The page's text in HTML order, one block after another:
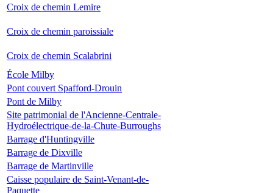
Croix de chemin Lemire
Croix de chemin paroissiale
Croix de chemin Scalabrini
École Milby
Pont couvert Spafford-Drouin
Pont de Milby
Site patrimonial de l'Ancienne-Centrale-
Hydroélectrique-de-la-Chute-Burroughs
Barrage d'Huntingville
Barrage de Dixville
Barrage de Martinville
Caisse populaire de Saint-Venant-de-
Paquette